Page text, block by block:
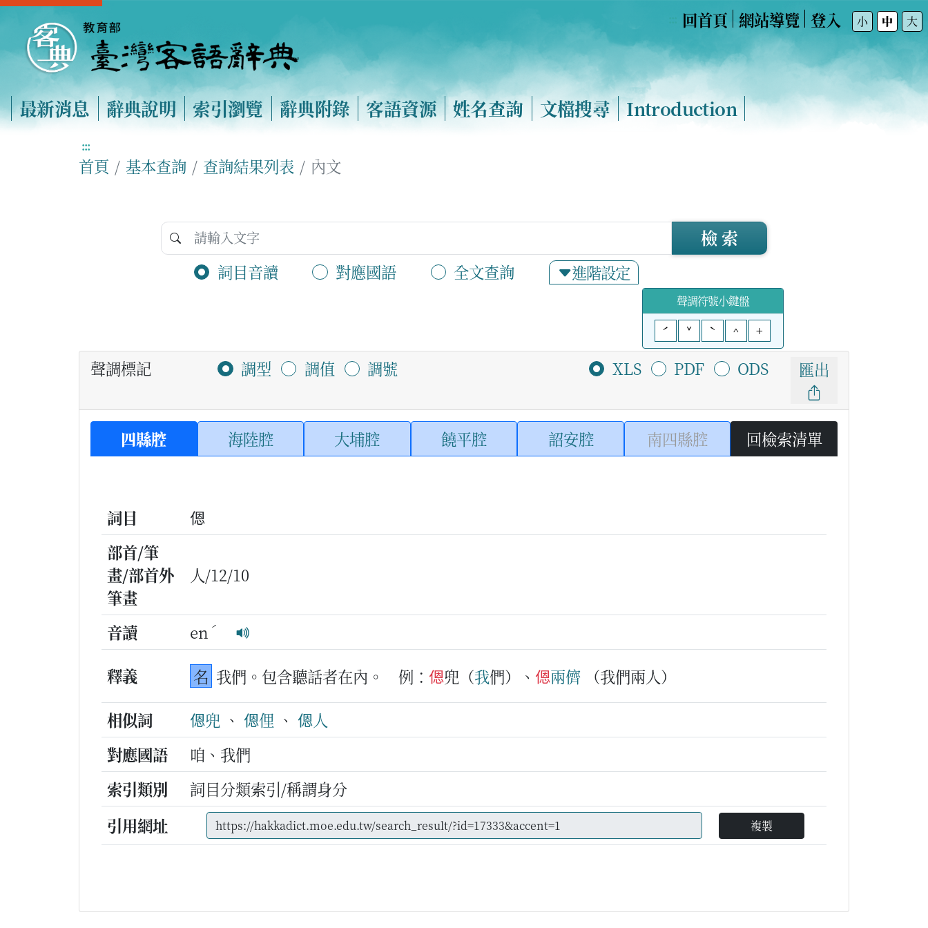
回首頁 網站導覽 登入 小 中 大
最新消息 辭典說明 索引瀏覽 辭典附錄 客語資源 姓名查詢 文檔搜尋 Introduction
:::
首頁 基本查詢 查詢結果列表 內文
詞目音讀 對應國語 全文查詢 進階設定
檢 索
聲調符號小鍵盤
ˊ
ˇ ˋ ^ +
聲調標記 調型 調值 調號 XLS PDF ODS 匯出
四縣腔 海陸腔 大埔腔 饒平腔 詔安腔 南四縣腔 回檢索清單
詞目
𫣆
部首/筆
畫/部首外
筆畫
人/12/10
音讀 en ˊ
釋義 名 我們。包含聽話者在內。 例： 𫣆兜（我們）、 𫣆兩儕
（我們兩人）
相似詞
𫣆兜 、 𫣆俚 、 𫣆人
對應國語
咱、我們
索引類別
詞目分類索引/稱謂身分
引用網址
複製